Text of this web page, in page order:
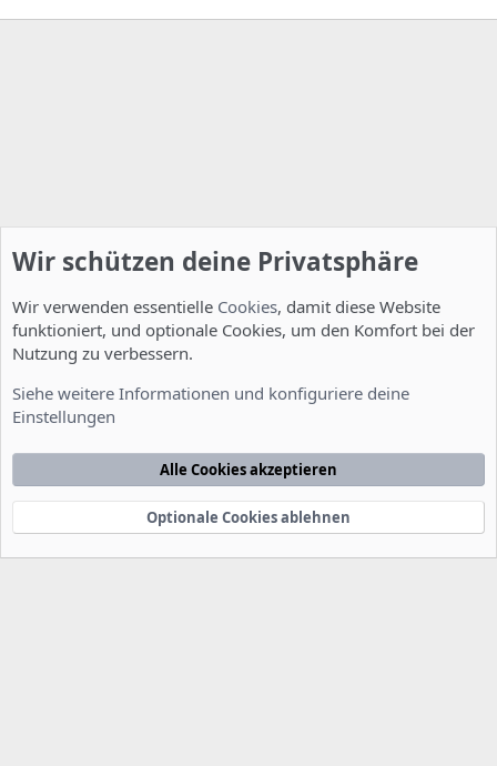
Nutzungsbedingungen Datenschutzerklärung
Startseite
e
Community platform by XenForo® © 2010-2022 XenForo Ltd.
xenDach©2010-2014
Wir schützen deine Privatsphäre
Wir verwenden essentielle Cookies, damit diese Website
funktioniert, und optionale Cookies, um den Komfort bei der
Nutzung zu verbessern.
Siehe weitere Informationen und konfiguriere deine
Einstellungen
Alle Cookies akzeptieren
Optionale Cookies ablehnen